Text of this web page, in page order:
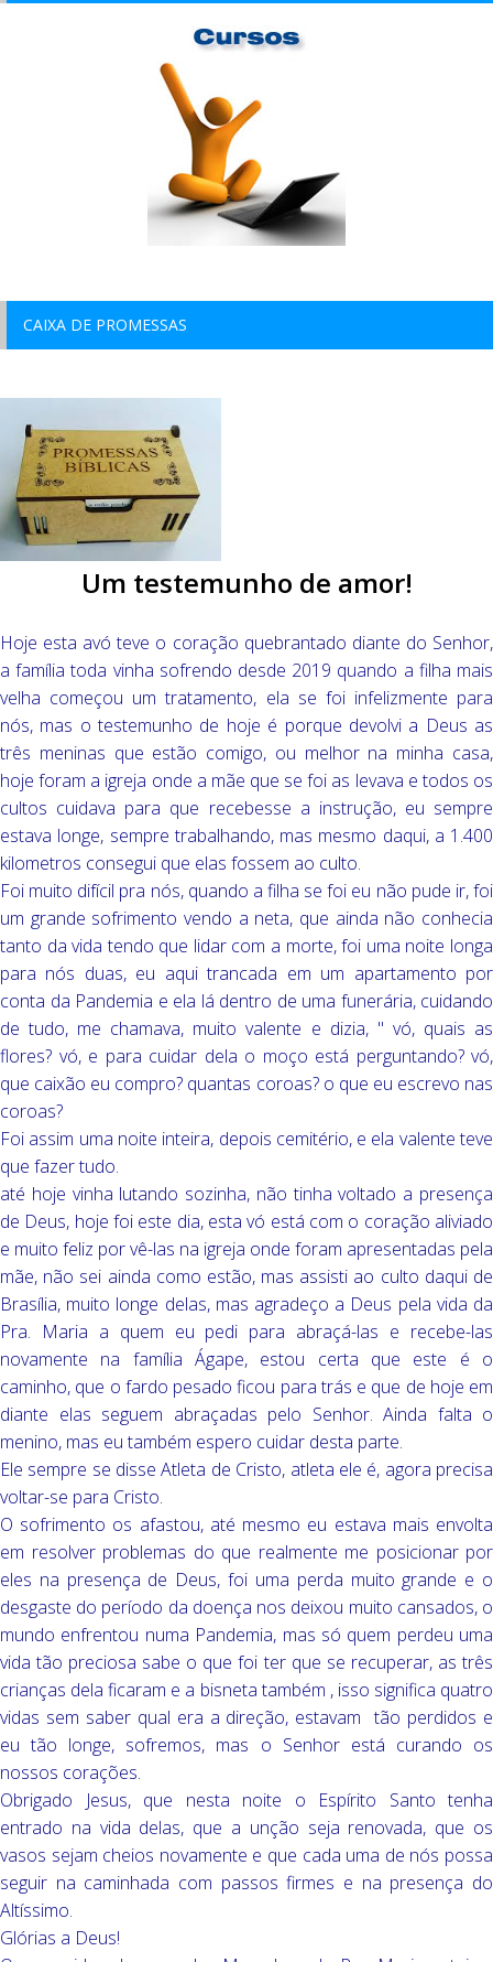
CAIXA DE PROMESSAS
Um testemunho de amor!
Hoje esta avó teve o coração quebrantado diante do Senhor,
a família toda vinha sofrendo desde 2019 quando a filha mais
velha começou um tratamento, ela se foi infelizmente para
nós, mas o testemunho de hoje é porque devolvi a Deus as
três meninas que estão comigo, ou melhor na minha casa,
hoje foram a igreja onde a mãe que se foi as levava e todos os
cultos cuidava para que recebesse a instrução, eu sempre
estava longe, sempre trabalhando, mas mesmo daqui, a 1.400
kilometros consegui que elas fossem ao culto.
Foi muito difícil pra nós, quando a filha se foi eu não pude ir, foi
um grande sofrimento vendo a neta, que ainda não conhecia
tanto da vida tendo que lidar com a morte, foi uma noite longa
para nós duas, eu aqui trancada em um apartamento por
conta da Pandemia e ela lá dentro de uma funerária, cuidando
de tudo, me chamava, muito valente e dizia, " vó, quais as
flores? vó, e para cuidar dela o moço está perguntando? vó,
que caixão eu compro? quantas coroas? o que eu escrevo nas
coroas?
Foi assim uma noite inteira, depois cemitério, e ela valente teve
que fazer tudo.
até hoje vinha lutando sozinha, não tinha voltado a presença
de Deus, hoje foi este dia, esta vó está com o coração aliviado
e muito feliz por vê-las na igreja onde foram apresentadas pela
mãe, não sei ainda como estão, mas assisti ao culto daqui de
Brasília, muito longe delas, mas agradeço a Deus pela vida da
Pra. Maria a quem eu pedi para abraçá-las e recebe-las
novamente na família Ágape, estou certa que este é o
caminho, que o fardo pesado ficou para trás e que de hoje em
diante elas seguem abraçadas pelo Senhor. Ainda falta o
menino, mas eu também espero cuidar desta parte.
Ele sempre se disse Atleta de Cristo, atleta ele é, agora precisa
voltar-se para Cristo.
O sofrimento os afastou, até mesmo eu estava mais envolta
em resolver problemas do que realmente me posicionar por
eles na presença de Deus, foi uma perda muito grande e o
desgaste do período da doença nos deixou muito cansados, o
mundo enfrentou numa Pandemia, mas só quem perdeu uma
vida tão preciosa sabe o que foi ter que se recuperar, as três
crianças dela ficaram e a bisneta também , isso significa quatro
vidas sem saber qual era a direção, estavam tão perdidos e
eu tão longe, sofremos, mas o Senhor está curando os
nossos corações.
Obrigado Jesus, que nesta noite o Espírito Santo tenha
entrado na vida delas, que a unção seja renovada, que os
vasos sejam cheios novamente e que cada uma de nós possa
seguir na caminhada com passos firmes e na presença do
Altíssimo.
Glórias a Deus!